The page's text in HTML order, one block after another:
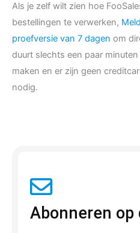
Als je zelf wilt zien hoe
bestellingen te verwerken,
proefversie van 7 dagen om
duurt slechts een paar
maken en er zijn geen
nodig.
Abonneren op